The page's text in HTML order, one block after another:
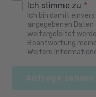
Ich stimme zu *
Ich bin damit
angegebenen
weitergeleitet
Beantwortung
Weitere